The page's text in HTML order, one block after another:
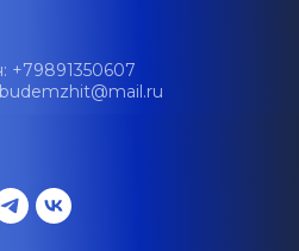
+79891350607